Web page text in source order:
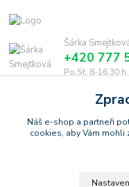
Šárka
+420 777
Po,St: 8-16.30
Náš e-shop a partneři
cookies, aby Vám mohli